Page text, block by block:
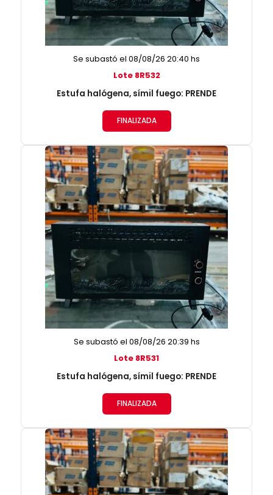
Se subastó el 08/08/26 20:40 hs
Lote 8R532
Estufa halógena, símil fuego: PRENDE
FINALIZADA
Se subastó el 08/08/26 20:39 hs
Lote 8R531
Estufa halógena, símil fuego: PRENDE
FINALIZADA